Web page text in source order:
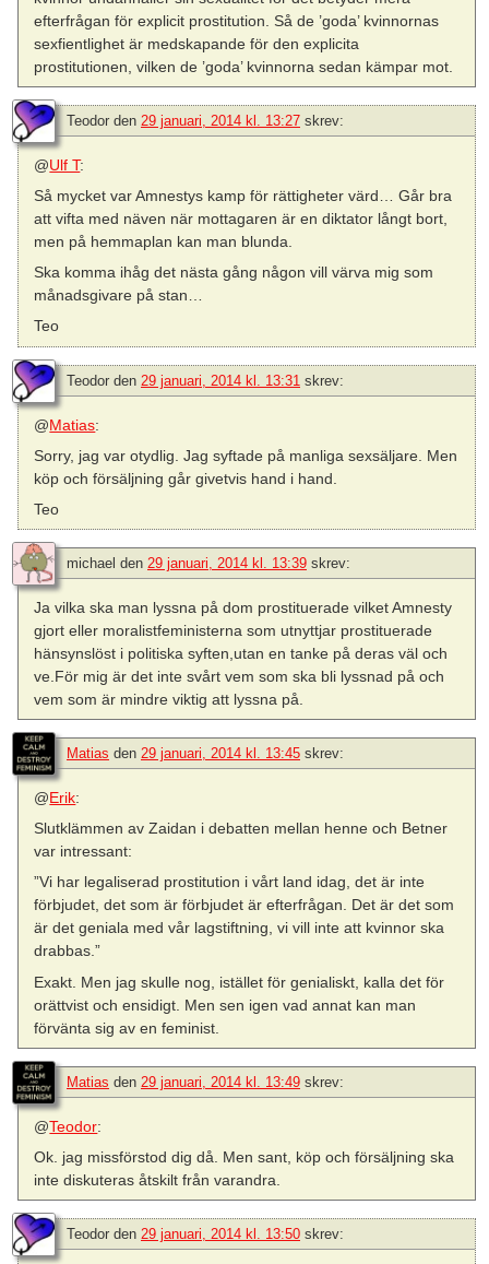
efterfrågan för explicit prostitution. Så de ’goda’ kvinnornas
sexfientlighet är medskapande för den explicita
prostitutionen, vilken de ’goda’ kvinnorna sedan kämpar mot.
Teodor den 29 januari, 2014 kl. 13:27 skrev:
@Ulf T:
Så mycket var Amnestys kamp för rättigheter värd… Går bra
att vifta med näven när mottagaren är en diktator långt bort,
men på hemmaplan kan man blunda.
Ska komma ihåg det nästa gång någon vill värva mig som
månadsgivare på stan…
Teo
Teodor den 29 januari, 2014 kl. 13:31 skrev:
@Matias:
Sorry, jag var otydlig. Jag syftade på manliga sexsäljare. Men
köp och försäljning går givetvis hand i hand.
Teo
michael den 29 januari, 2014 kl. 13:39 skrev:
Ja vilka ska man lyssna på dom prostituerade vilket Amnesty
gjort eller moralistfeministerna som utnyttjar prostituerade
hänsynslöst i politiska syften,utan en tanke på deras väl och
ve.För mig är det inte svårt vem som ska bli lyssnad på och
vem som är mindre viktig att lyssna på.
Matias den 29 januari, 2014 kl. 13:45 skrev:
@Erik:
Slutklämmen av Zaidan i debatten mellan henne och Betner
var intressant:
”Vi har legaliserad prostitution i vårt land idag, det är inte
förbjudet, det som är förbjudet är efterfrågan. Det är det som
är det geniala med vår lagstiftning, vi vill inte att kvinnor ska
drabbas.”
Exakt. Men jag skulle nog, istället för genialiskt, kalla det för
orättvist och ensidigt. Men sen igen vad annat kan man
förvänta sig av en feminist.
Matias den 29 januari, 2014 kl. 13:49 skrev:
@Teodor:
Ok. jag missförstod dig då. Men sant, köp och försäljning ska
inte diskuteras åtskilt från varandra.
Teodor den 29 januari, 2014 kl. 13:50 skrev: